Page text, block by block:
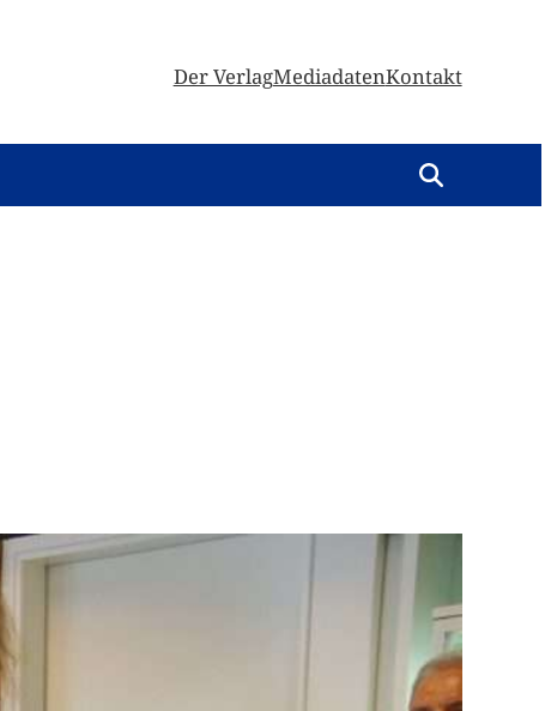
Der VerlagMediadatenKontakt